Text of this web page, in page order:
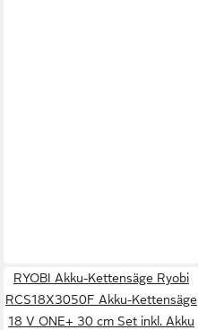
RYOBI Akku-Kettensäge Ryobi
RCS18X3050F Akku-Kettensäge
18 V ONE+ 30 cm Set inkl. Akku